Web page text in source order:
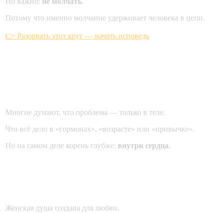
Потому что именно молчание удерживает человека в цепи.
👉 Разорвать этот круг — начать исповедь
Многие думают, что проблема — только в теле.
Что всё дело в «гормонах», «возрасте» или «привычке».
Но на самом деле корень глубже: внутри сердца.
Женская душа создана для любви.